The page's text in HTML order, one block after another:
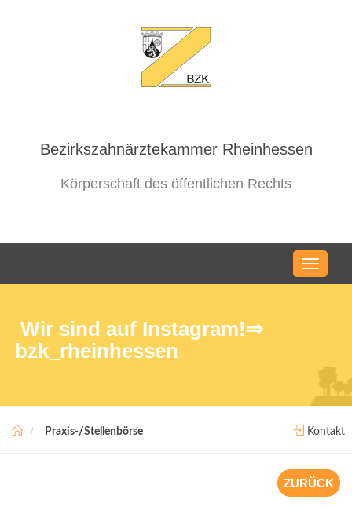
Bezirkszahnärztekammer Rheinhessen
Körperschaft des öffentlichen Rechts
Wir sind auf Instagram!⇒
bzk_rheinhessen
Praxis-/Stellenbörse Kontakt
ZURÜCK